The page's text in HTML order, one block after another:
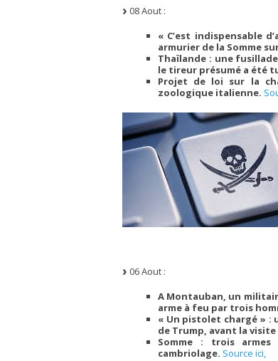
08 Aout :
« C’est indispensable
armurier de la Somme
Thaïlande : une
le tireur présumé a été
Projet de loi sur la
zoologique italienne.
06 Aout :
A Montauban, un
arme à feu par trois
« Un pistolet chargé » :
de Trump, avant la
Somme : trois
cambriolage. Source ici,